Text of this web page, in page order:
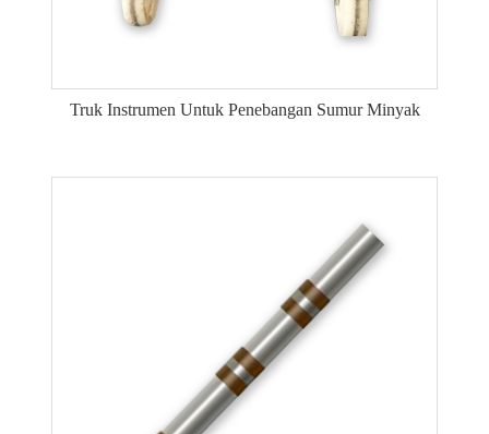
Truk Instrumen Untuk Penebangan Sumur Minyak